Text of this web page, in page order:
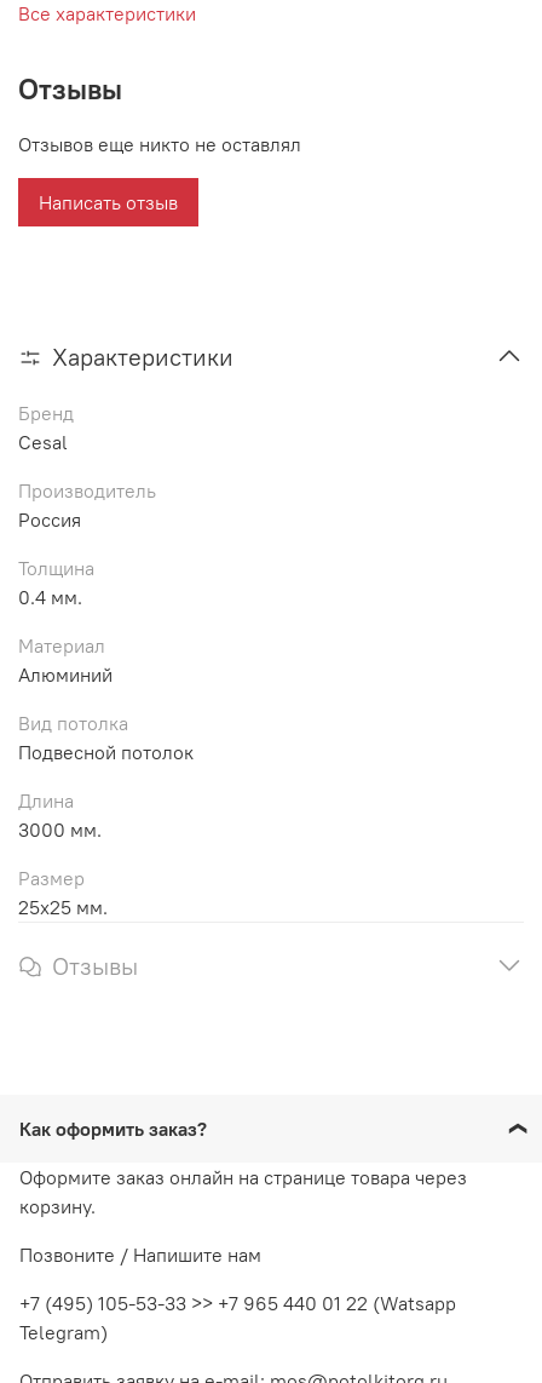
Все характеристики
Отзывы
Отзывов еще никто не оставлял
Написать отзыв
Характеристики
Бренд
Cesal
Производитель
Россия
Толщина
0.4 мм.
Материал
Алюминий
Вид потолка
Подвесной потолок
Длина
3000 мм.
Размер
25х25 мм.
Отзывы
Как оформить заказ?
Оформите заказ онлайн на странице товара через
корзину.
Позвоните / Напишите нам
+7 (495) 105-53-33 >> +7 965 440 01 22 (Watsapp
Telegram)